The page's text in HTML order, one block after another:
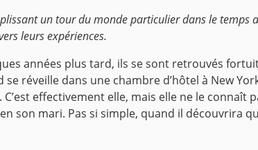
un tour du monde particulier dans le temps
leurs expériences.
années plus tard, ils se sont retrouvés
réveille dans une chambre d’hôtel à New
effectivement elle, mais elle ne le
son mari. Pas si simple, quand il découvrira